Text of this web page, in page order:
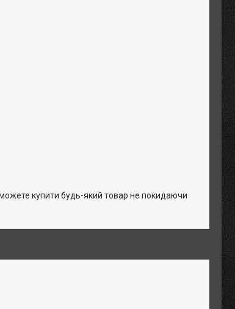
можете купити будь-який товар не покидаючи